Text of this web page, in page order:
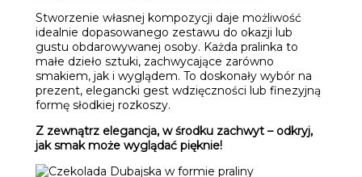
Stworzenie własnej kompozycji daje możliwość
idealnie dopasowanego zestawu do okazji lub
gustu obdarowywanej osoby. Każda pralinka to
małe dzieło sztuki, zachwycające zarówno
smakiem, jak i wyglądem. To doskonały wybór na
prezent, elegancki gest wdzięczności lub finezyjną
formę słodkiej rozkoszy.
Z zewnątrz elegancja, w środku zachwyt – odkryj,
jak smak może wyglądać pięknie!